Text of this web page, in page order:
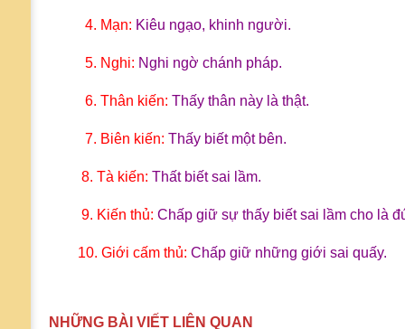
4. Mạn: Kiêu ngạo, khinh người.
5. Nghi: Nghi ngờ chánh pháp.
6. Thân kiến: Thấy thân này là thật.
7. Biên kiến: Thấy biết một bên.
8. Tà kiến: Thất biết sai lầm.
9. Kiến thủ: Chấp giữ sự thấy biết sai lầm cho là
10. Giới cấm thủ: Chấp giữ những giới sai quấy.
NHỮNG BÀI VIẾT LIÊN QUAN